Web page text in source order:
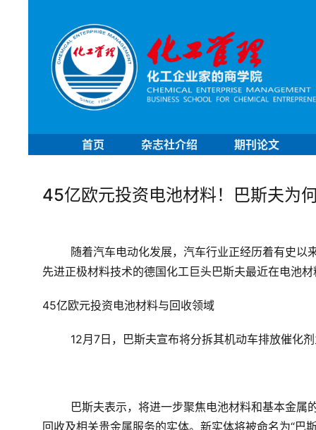
首页 杂志社介绍 期刊论文
45亿欧元投资电池材料！巴斯夫为
随着汽车电动化发展，汽车行业正经历着有史
先进正极材料技术的德国化工巨头巴斯夫最近在电池
45亿欧元投资电池材料与回收领域
12月7日，巴斯夫宣布将分拆其机动车排放催化
巴斯夫表示，将进一步聚焦电池材料和基本金
回收及相关贵金属服务的实体。新实体将被命名为“巴